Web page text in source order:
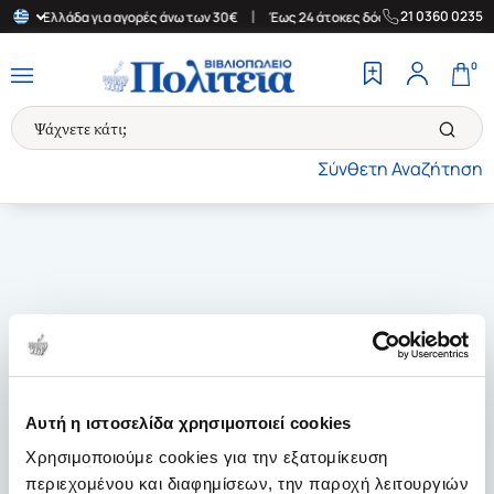
Αυτή η ιστοσελίδα χρησιμοποιεί cookies
Χρησιμοποιούμε cookies για την εξατομίκευση
περιεχομένου και διαφημίσεων, την παροχή λειτουργιών
Ελλάδα για αγορές άνω των 30€ | Έως 24 άτοκες δόσεις |
21 0360 0235
Σύνθετη Αναζήτηση
0